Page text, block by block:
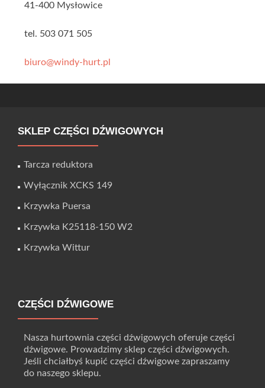
41-400 Mysłowice
tel. 503 071 505
biuro@windy-hurt.pl
SKLEP CZĘŚCI DŹWIGOWYCH
Tarcza reduktora
Wyłącznik XCKS 149
Krzywka Puersa
Krzywka K25118-150 W2
Krzywka Wittur
CZĘŚCI DŹWIGOWE
Nasza hurtownia części dźwigowych oferuje części
dźwigowe. Prowadzimy sklep części dźwigowych.
Jeśli chciałbyś kupić części dźwigowe zapraszamy
do naszego sklepu.